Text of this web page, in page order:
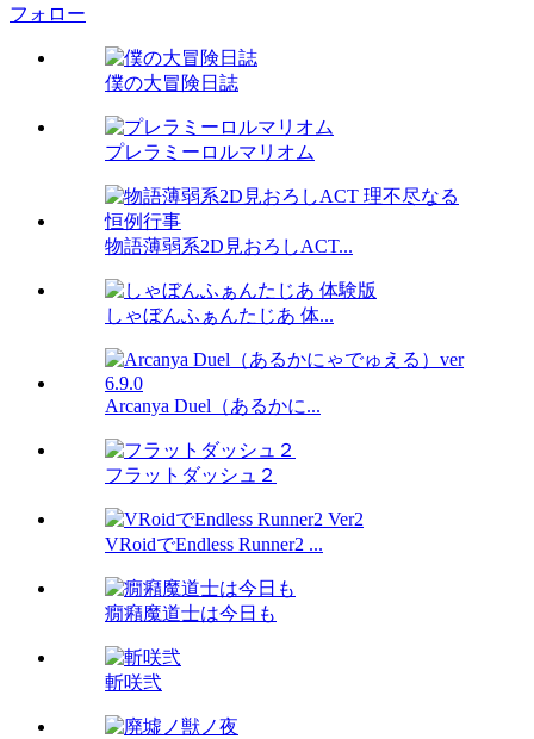
フォロー
僕の大冒険日誌
プレラミーロルマリオム
物語薄弱系2D見おろしACT...
しゃぼんふぁんたじあ 体...
Arcanya Duel（あるかに...
フラットダッシュ２
VRoidでEndless Runner2 ...
癇癪魔道士は今日も
斬咲弐